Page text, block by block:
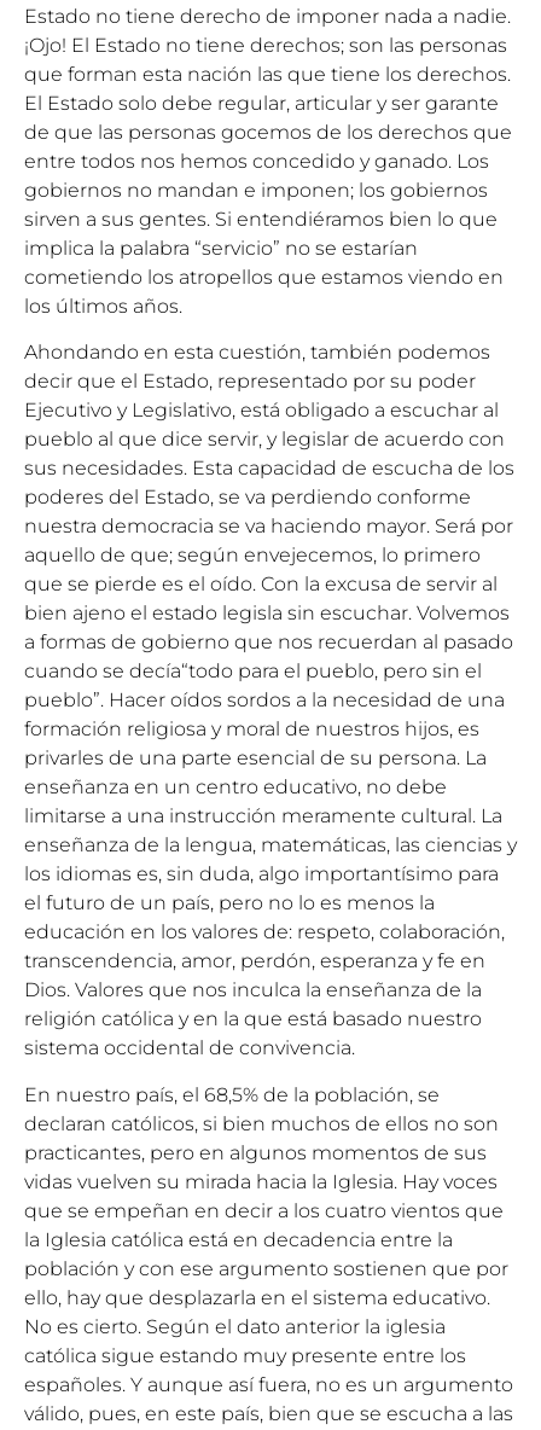
Estado no tiene derecho de imponer nada a nadie.
¡Ojo! El Estado no tiene derechos; son las personas
que forman esta nación las que tiene los derechos.
El Estado solo debe regular, articular y ser garante
de que las personas gocemos de los derechos que
entre todos nos hemos concedido y ganado. Los
gobiernos no mandan e imponen; los gobiernos
sirven a sus gentes. Si entendiéramos bien lo que
implica la palabra “servicio” no se estarían
cometiendo los atropellos que estamos viendo en
los últimos años.
Ahondando en esta cuestión, también podemos
decir que el Estado, representado por su poder
Ejecutivo y Legislativo, está obligado a escuchar al
pueblo al que dice servir, y legislar de acuerdo con
sus necesidades. Esta capacidad de escucha de los
poderes del Estado, se va perdiendo conforme
nuestra democracia se va haciendo mayor. Será por
aquello de que; según envejecemos, lo primero
que se pierde es el oído. Con la excusa de servir al
bien ajeno el estado legisla sin escuchar. Volvemos
a formas de gobierno que nos recuerdan al pasado
cuando se decía“todo para el pueblo, pero sin el
pueblo”. Hacer oídos sordos a la necesidad de una
formación religiosa y moral de nuestros hijos, es
privarles de una parte esencial de su persona. La
enseñanza en un centro educativo, no debe
limitarse a una instrucción meramente cultural. La
enseñanza de la lengua, matemáticas, las ciencias y
los idiomas es, sin duda, algo importantísimo para
el futuro de un país, pero no lo es menos la
educación en los valores de: respeto, colaboración,
transcendencia, amor, perdón, esperanza y fe en
Dios. Valores que nos inculca la enseñanza de la
religión católica y en la que está basado nuestro
sistema occidental de convivencia.
En nuestro país, el 68,5% de la población, se
declaran católicos, si bien muchos de ellos no son
practicantes, pero en algunos momentos de sus
vidas vuelven su mirada hacia la Iglesia. Hay voces
que se empeñan en decir a los cuatro vientos que
la Iglesia católica está en decadencia entre la
población y con ese argumento sostienen que por
ello, hay que desplazarla en el sistema educativo.
No es cierto. Según el dato anterior la iglesia
católica sigue estando muy presente entre los
españoles. Y aunque así fuera, no es un argumento
válido, pues, en este país, bien que se escucha a las